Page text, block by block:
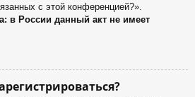
с этой конференцией?».
в России данный акт не имеет